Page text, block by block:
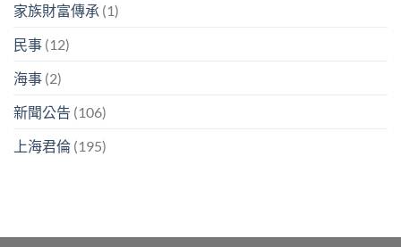
家族財富傳承 (1)
民事 (12)
海事 (2)
新聞公告 (106)
上海君倫 (195)